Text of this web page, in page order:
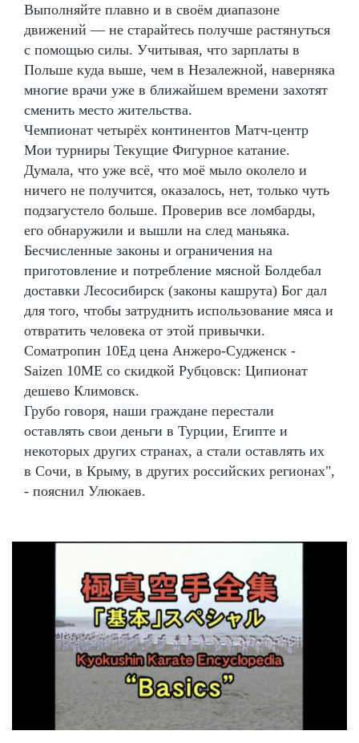
Выполняйте плавно и в своём диапазоне
движений — не старайтесь получше растянуться
с помощью силы. Учитывая, что зарплаты в
Польше куда выше, чем в Незалежной, наверняка
многие врачи уже в ближайшем времени захотят
сменить место жительства.
Чемпионат четырёх континентов Матч-центр
Мои турниры Текущие Фигурное катание.
Думала, что уже всё, что моё мыло околело и
ничего не получится, оказалось, нет, только чуть
подзагустело больше. Проверив все ломбарды,
его обнаружили и вышли на след маньяка.
Бесчисленные законы и ограничения на
приготовление и потребление мясной Болдебал
доставки Лесосибирск (законы кашрута) Бог дал
для того, чтобы затруднить использование мяса и
отвратить человека от этой привычки.
Cоматропин 10Ед цена Анжеро-Судженск -
Saizen 10ME со скидкой Рубцовск: Ципионат
дешево Климовск.
Грубо говоря, наши граждане перестали
оставлять свои деньги в Турции, Египте и
некоторых других странах, а стали оставлять их
в Сочи, в Крыму, в других российских регионах",
- пояснил Улюкаев.